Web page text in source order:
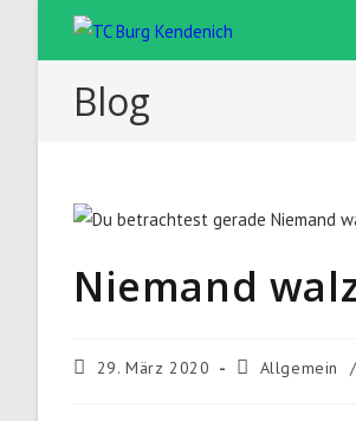
Blog
Niemand
Beitrag
29. März 2020
Beitrags-
Allgemein /